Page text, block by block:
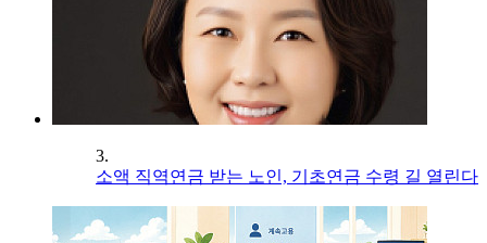
3.
소액 직역연금 받는 노인, 기초연금 수령 길 열린다